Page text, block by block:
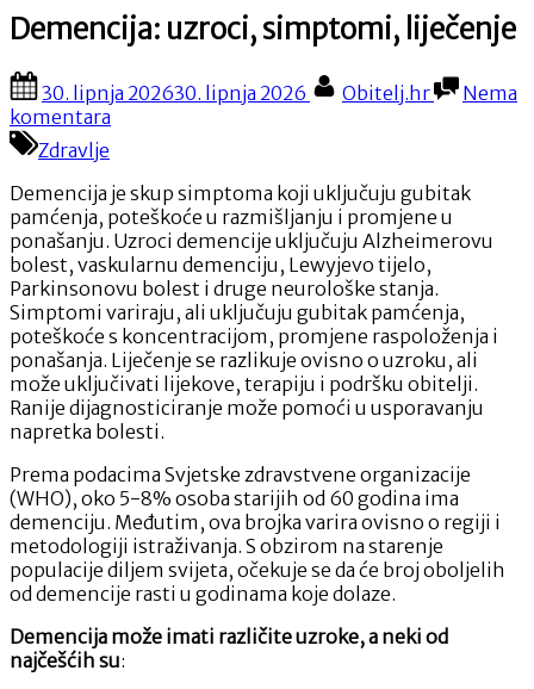
Demencija: uzroci, simptomi, liječenje
Posted
on
30. lipnja 202630. lipnja 2026 By
Obitelj.hr
Nema
komentara
simptomi,
liječenje
Zdravlje
Demencija je skup simptoma koji uključuju gubitak
pamćenja, poteškoće u razmišljanju i promjene u
ponašanju. Uzroci demencije uključuju Alzheimerovu
bolest, vaskularnu demenciju, Lewyjevo tijelo,
Parkinsonovu bolest i druge neurološke stanja.
Simptomi variraju, ali uključuju gubitak pamćenja,
poteškoće s koncentracijom, promjene raspoloženja i
ponašanja. Liječenje se razlikuje ovisno o uzroku, ali
može uključivati lijekove, terapiju i podršku obitelji.
Ranije dijagnosticiranje može pomoći u usporavanju
napretka bolesti.
Prema podacima Svjetske zdravstvene organizacije
(WHO), oko 5-8% osoba starijih od 60 godina ima
demenciju. Međutim, ova brojka varira ovisno o regiji i
metodologiji istraživanja. S obzirom na starenje
populacije diljem svijeta, očekuje se da će broj oboljelih
od demencije rasti u godinama koje dolaze.
Demencija može imati različite uzroke, a neki od
najčešćih su: